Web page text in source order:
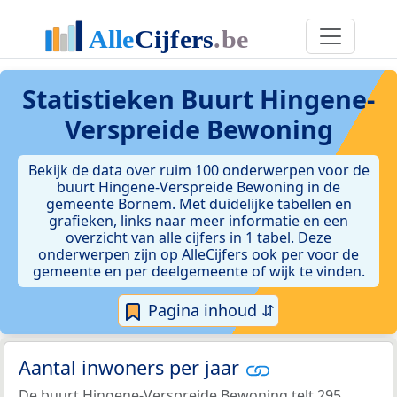
Statistieken Buurt Hingene-
Verspreide Bewoning
Bekijk de data over ruim 100 onderwerpen voor de
buurt Hingene-Verspreide Bewoning in de
gemeente Bornem. Met duidelijke tabellen en
grafieken, links naar meer informatie en een
overzicht van alle cijfers in 1 tabel. Deze
onderwerpen zijn op AlleCijfers ook per voor de
gemeente en per deelgemeente of wijk te vinden.
Pagina inhoud ⇵
Aantal inwoners per jaar